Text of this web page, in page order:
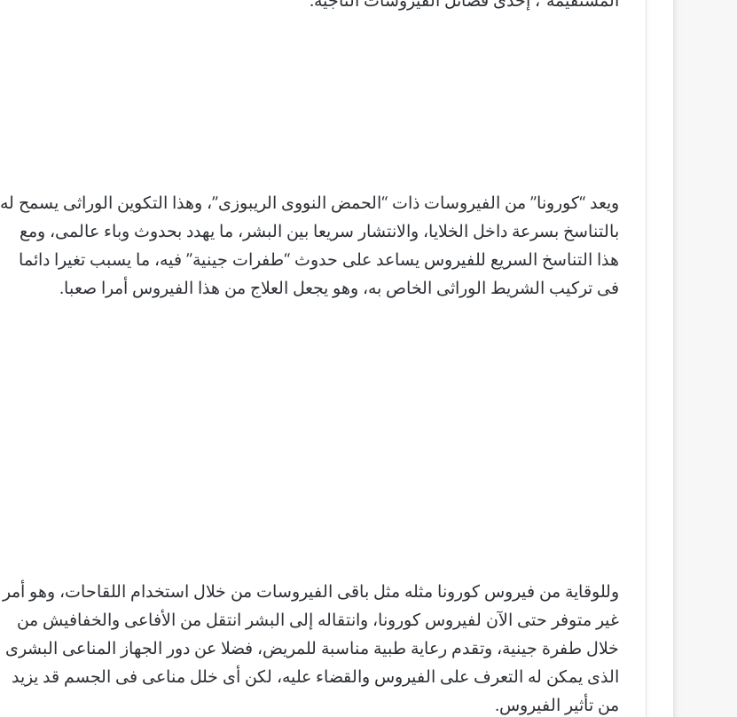
ويعد “كورونا” من الفيروسات ذات “الحمض النووى الريبوزى”، وهذا التكوين الوراثى يسمح له
بالتناسخ بسرعة داخل الخلايا، والانتشار سريعا بين البشر، ما يهدد بحدوث وباء عالمى، ومع
هذا التناسخ السريع للفيروس يساعد على حدوث “طفرات جينية” فيه، ما يسبب تغيرا دائما
فى تركيب الشريط الوراثى الخاص به، وهو يجعل العلاج من هذا الفيروس أمرا صعبا.
وللوقاية من فيروس كورونا مثله مثل باقى الفيروسات من خلال استخدام اللقاحات، وهو أمر
غير متوفر حتى الآن لفيروس كورونا، وانتقاله إلى البشر انتقل من الأفاعى والخفافيش من
خلال طفرة جينية، وتقدم رعاية طبية مناسبة للمريض، فضلا عن دور الجهاز المناعى البشرى
الذى يمكن له التعرف على الفيروس والقضاء عليه، لكن أى خلل مناعى فى الجسم قد يزيد
من تأثير الفيروس.